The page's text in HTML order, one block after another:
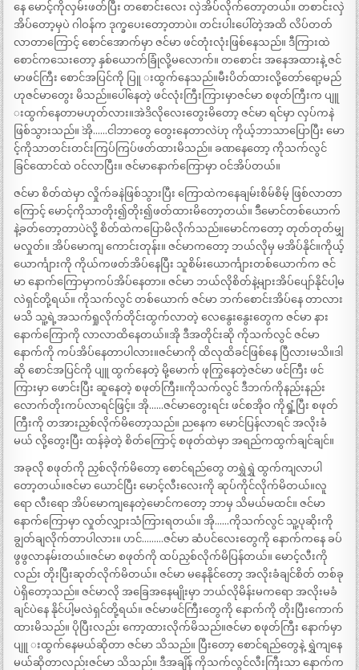
နေ မောင့်ကိုလှမ်းဖတ်ပြီး တစောင်းလေး လှဲအိပ်လိုက်တော့တယ်။ တစာင်းလှဲ
အိပ်တော့မှပဲ ဂါဝန်က ဒုက္ခပေးတော့တာပဲ။ တင်းပါးပေါ်တဲ့အထိ လိပ်တတ်
လာတာကြောင့် စောင်အောက်မှာ ဇင်မာ ဖင်တုံးလုံးဖြစ်နေသည်။ ဒီကြားထဲ
စောင်ကသေးတော့ နှစ်ယောက်ခြုံလို့မလောက်။ တစောင်း အနေအထားနဲ့ ဇင်
မာဖင်ကြီး စောင်အပြင်ကို ပြူ းထွက်နေသည်။မီးပိတ်ထားလို့တော်ရော့မည်
ဟုဇင်မာတွေး မိသည်။ပေါ်နေတဲ့ ဖင်လုံးကြီးကြားမှာဇင်မာ စဖုတ်ကြီးက ပျူ
းထွက်နေတာမဟုတ်လား။အဲဒိလိုလေးတွေးမိတော့ ဇင်မာ ရင်မှာ လှပ်ကနဲ
ဖြစ်သွားသည်။ `အို……ငါဘာတွေ တွေးနေတာလဲ´ဟု ကိုယ့်ဘာသာပြောပြီး မော
င့်ကိုသာတင်းတင်းကြပ်ကြပ်ဖတ်ထားမိသည်။ ခဏနေတော့ ကိုသက်လွင်
ခြင်ထောင်ထဲ ဝင်လာပြီး။ ဇင်မာနောက်ကြောမှာ ဝင်အိပ်တယ်။
ဇင်မာ စိတ်ထဲမှာ လှိုက်ခနဲဖြစ်သွားပြီး ကြောထဲကနေချမ်းစိမ်စိမ့် ဖြစ်လာတာ
ကြောင့် မောင့်ကိုသာတိုး၍တိုး၍ဖတ်ထားမိတော့တယ်။ `ဒီမောင်တစ်ယောက်
နဲ့ခတ်တော့တာပဲ´လို့ စိတ်ထဲကပြောမိလိုက်သည်။မောင်ကတော့ တုတ်တုတ်မျှ
မလှုတ်။ အိပ်မောကျ ကောင်းတုန်း။ ဇင်မာကတော့ ဘယ်လိုမှ မအိပ်နိုင်။ကိုယ့်
ယောင်္ကျားကို ကိုယ်ကဖတ်အိပ်နေပြီး သူစိမ်းယောင်္ကျားတစ်ယောက်က ဇင်
မာ နောက်ကြောမှာကပ်အိပ်နေတာ။ ဇင်မာ ဘယ်လိုစိတ်နဲ့များအိပ်ပျော်နိုင်ပါ့မ
လဲရှင်တို့ရယ်။ ကိုသက်လွင် တစ်ယောက် ဇင်မာ ဘက်စောင်းအိပ်နေ တာလား
မသိ သူ့ရဲ့အသက်ရှုလိုက်တိုင်းထွက်လာတဲ့ လေနွေးနွေးတွေက ဇင်မာ နား
နောက်ကြောကို လာလာထိနေတယ်။အို ဒီအတိုင်းဆို ကိုသက်လွင် ဇင်မာ
နောက်ကို ကပ်အိပ်နေတာပါလား။ဇင်မာကို ထိလုထိခင်ဖြစ်နေ ပြီလားမသိ။ဒါ
ဆို စောင်အပြင်ကို ပျူ ထွက်နေတဲ့ မို့မောက် ဖုကြွနေတဲ့ဇင်မာ ဖင်ကြီး ဖင်
ကြားမှာ ဖောင်းပြီး ဆူနေတဲ့ စဖုတ်ကြီး။ကိုသက်လွင် ဒီဘက်ကိုနည်းနည်း
လောက်တိုးကပ်လာရင်ဖြင့်။ အို……ဇင်မာတွေးရင်း ဖင်စအိုဝ ကိုရှုံ့ပြီး စဖုတ်
ကြီးကို တအားညှစ်လိုက်မိတော့သည်။ ညနေက မောင်ပြန်လာရင် အလိုးခံ
မယ် လို့တွေးပြီး ထန်ခဲ့တဲ့ စိတ်ကြောင့် စဖုတ်ထဲမှာ အရည်ကထွက်ချင်ချင်။
အခုလို စဖုတ်ကို ညှစ်လိုက်မိတော့ စောင်ရည်တွေ တရွှဲရွှဲ ထွက်ကျလာပါ
တော့တယ်။ဇင်မာ ယောင်ပြီး မောင့်လီးလေးကို ဆုပ်ကိုင်လိုက်မိတယ်။လူ
ရော လီးရော အိပ်မောကျနေတဲ့မောင်ကတော့ ဘာမှ သိမယ်မထင်။ ဇင်မာ
နောက်ကြောမှာ လှုတ်လျှားသံကြားရတယ်။ အို……ကိုသက်လွင် သူ့ပုဆိုးကို
ချွတ်ချလိုက်တာပါလား။ ဟင်………ဇင်မာ ဆံပင်လေးတွေကို နောက်ကနေ ခပ်
ဖွဖွလာနမ်းတယ်။ဇင်မာ စဖုတ်ကို ထပ်ညှစ်လိုက်မိပြန်တယ်။ မောင့်လီးကို
လည်း တိုးပြီးဆုတ်လိုက်မိတယ်။ ဇင်မာ မနေနိုင်တော့ အလိုးခံချင်စိတ် တစ်ခု
ပဲရှိတော့သည်။ ဇင်မာလို အခြေအနေမျိုးမှာ ဘယ်လိုမိန်းမကရော အလိုးမခံ
ချင်ပဲနေ နိုင်ပါ့မလဲရှင်တို့ရယ်။ ဇင်မာဖင်ကြီးတွေကို နောက်ကို တိုးပြီးကောက်
ထားမိသည်။ ပိုပြီးလည်း ကော့ထားလိုက်မိသည်။ဇင်မာ စဖုတ်ကြီး နောက်မှာ
ပျူ းထွက်နေမယ်ဆိုတာ ဇင်မာ သိသည်။ ပြီးတော့ စောင်ရည်တွေနဲ့ ရွှဲကျနေ
မယ်ဆိုတာလည်းဇင်မာ သိသည်။ ဒီအချိန် ကိုသက်လွင်လီးကြီးသာ နောက်က